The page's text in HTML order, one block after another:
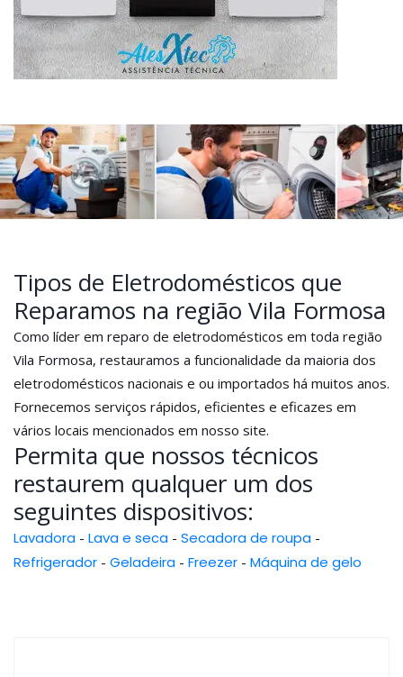
Tipos de Eletrodomésticos que
Reparamos na região Vila Formosa
Como líder em reparo de eletrodomésticos em toda região
Vila Formosa, restauramos a funcionalidade da maioria dos
eletrodomésticos nacionais e ou importados há muitos anos.
Fornecemos serviços rápidos, eficientes e eficazes em
vários locais mencionados em nosso site.
Permita que nossos técnicos
restaurem qualquer um dos
seguintes dispositivos:
Lavadora - Lava e seca - Secadora de roupa -
Refrigerador - Geladeira - Freezer - Máquina de gelo